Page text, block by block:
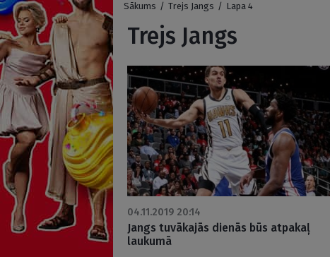
Sākums / Trejs Jangs / Lapa 4
Trejs Jangs
04.11.2019 20:14
Jangs tuvākajās dienās būs atpakaļ
laukumā